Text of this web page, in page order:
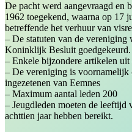
De pacht werd aangevraagd en
1962 toegekend, waarna op 17
betreffende het verhuur van
– De statuten van de
Koninklijk Besluit goedgekeurd.
– Enkele bijzondere artikelen uit
– De vereniging is voornamelijk
ingezetenen van Eemnes
– Maximum aantal leden 200
– Jeugdleden moeten de leeftijd
achttien jaar hebben bereikt.